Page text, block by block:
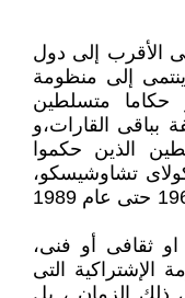
الأقرب إلى دول
ينتمى إلى منظومة
حكاما متسلطين
بباقى القارات،و
الذين حكموا
تشاوشيسكو،
الذى قاد البلاد خلال الفترة من عام 1965 حتى عام 1989
ثقافى أو فنى،
الإشتراكية التى